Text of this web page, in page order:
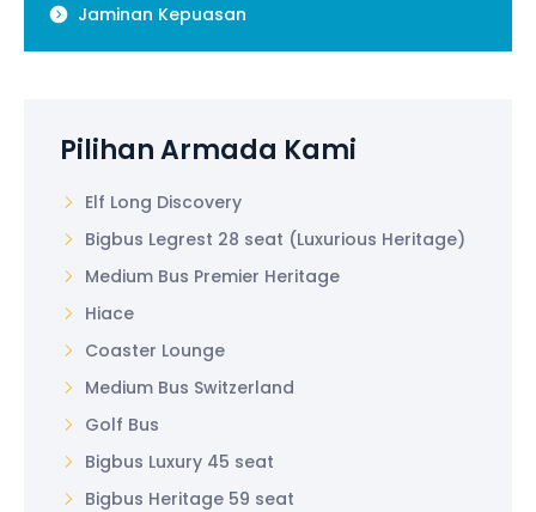
Jaminan Kepuasan
Pilihan Armada Kami
Elf Long Discovery
Bigbus Legrest 28 seat (Luxurious Heritage)
Medium Bus Premier Heritage
Hiace
Coaster Lounge
Medium Bus Switzerland
Golf Bus
Bigbus Luxury 45 seat
Bigbus Heritage 59 seat